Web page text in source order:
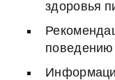
здоровья